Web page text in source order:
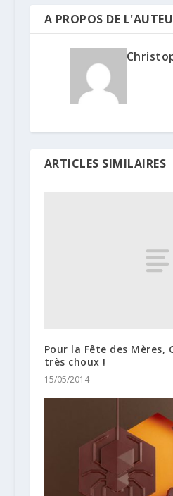
A PROPOS DE
ARTICLES SIMILAIRES
Pour la Fête des Mères,
très choux !
15/05/2014